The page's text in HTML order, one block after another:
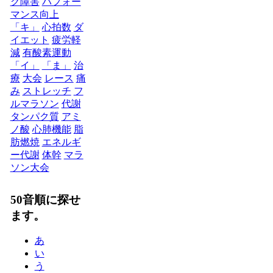
マンス向上
「キ」
心拍数 ダ
イエット 疲労軽
減 有酸素運動
「イ」
「ま」
治
療 大会 レース 痛
み ストレッチ フ
ルマラソン 代謝
タンパク質 アミ
ノ酸 心肺機能 脂
肪燃焼 エネルギ
ー代謝 体幹 マラ
ソン大会
50音順に探せ
ます。
あ
い
う